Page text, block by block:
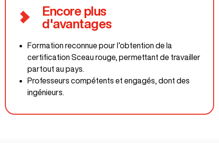
Encore plus
d'avantages
Formation reconnue pour l’obtention de la
certification Sceau rouge, permettant de travailler
partout au pays.
Professeurs compétents et engagés, dont des
ingénieurs.